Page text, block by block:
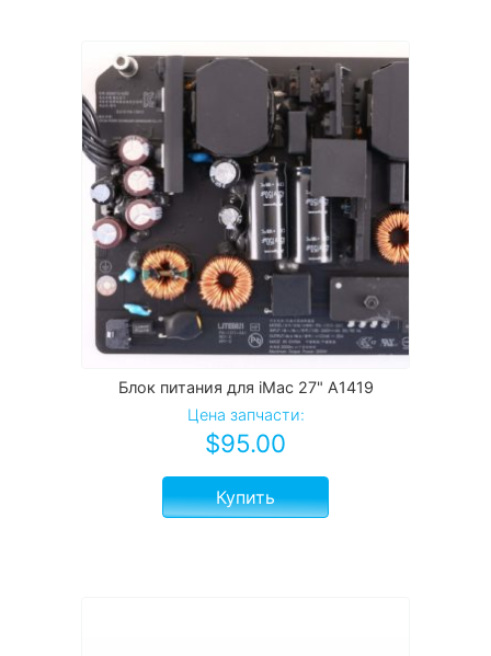
Блок питания для iMac 27" A1419
Цена запчасти:
$95.00
Купить